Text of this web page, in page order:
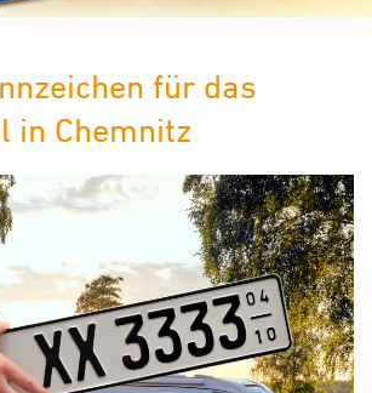
für das
in Chemnitz